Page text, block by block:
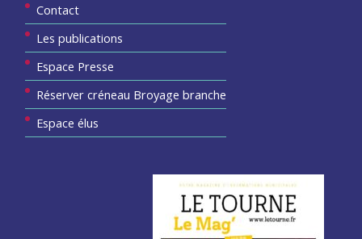
Contact
Les publications
Espace Presse
Réserver créneau Broyage branche
Espace élus